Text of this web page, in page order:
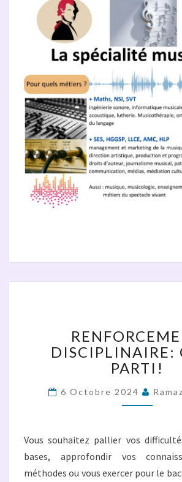
PARTI!
DISCIPLINAIRE:
PARTI!
6 Octobre 2024
Vous souhaitez pallier vos
bases, approfondir vos
méthodes ou vous exercer pour le